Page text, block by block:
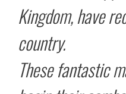
Kingdom, have
country.
These fantastic